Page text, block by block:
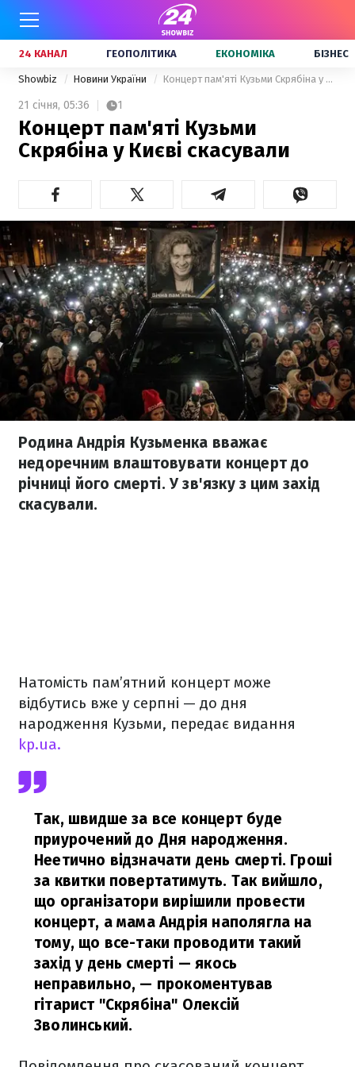
24 КАНАЛ ГЕОПОЛІТИКА ЕКОНОМІКА БІЗНЕС
Showbiz Новини України Концерт пам'яті Кузьми Скрябіна у Києві скасували
21 січня, 05:36 1
Концерт пам'яті Кузьми
Скрябіна у Києві скасували
Родина Андрія Кузьменка вважає
недоречним влаштовувати концерт до
річниці його смерті. У зв'язку з цим захід
скасували.
Натомість пам’ятний концерт може
відбутись вже у серпні — до дня
народження Кузьми, передає видання
kp.ua.
Так, швидше за все концерт буде
приурочений до Дня народження.
Неетично відзначати день смерті. Гроші
за квитки повертатимуть. Так вийшло,
що організатори вирішили провести
концерт, а мама Андрія наполягла на
тому, що все-таки проводити такий
захід у день смерті — якось
неправильно, — прокоментував
гітарист "Скрябіна" Олексій
Зволинський.